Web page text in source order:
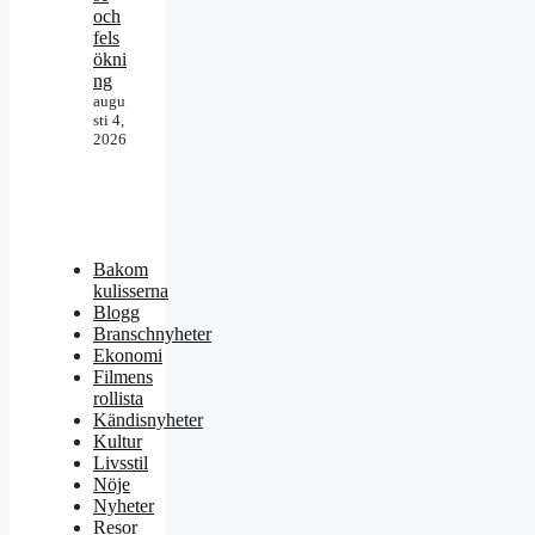
och
fels
ökni
ng
augu
sti 4,
2026
Bakom
kulisserna
Blogg
Branschnyheter
Ekonomi
Filmens
rollista
Kändisnyheter
Kultur
Livsstil
Nöje
Nyheter
Resor